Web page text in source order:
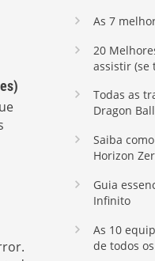
As 7
20
assistir (se
Todas as
Dragon Ball
Saiba
Horizon
Guia
Infinito
As 10
de todos